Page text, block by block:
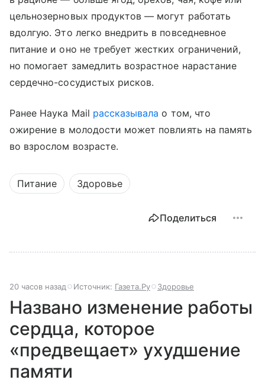
цельнозерновых продуктов — могут работать
вдолгую. Это легко внедрить в повседневное
питание и оно не требует жестких ограничений,
но помогает замедлить возрастное нарастание
сердечно-сосудистых рисков.
Ранее Наука Mail рассказывала о том, что
ожирение в молодости может повлиять на память
во взрослом возрасте.
Питание Здоровье
Поделиться
20 часов назад Источник: Газета.Ру Здоровье
Названо изменение работы
сердца, которое
«предвещает» ухудшение
памяти